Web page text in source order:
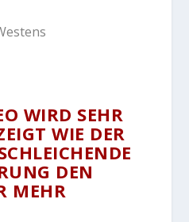
WIRD SEHR
WIE DER
DEN
MEHR